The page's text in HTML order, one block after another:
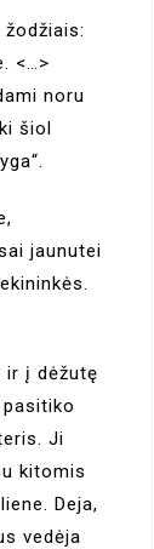
<…>
noru
šiol
jaunutei
ir į dėžutę
Ji
kitomis
Deja,
vedėja